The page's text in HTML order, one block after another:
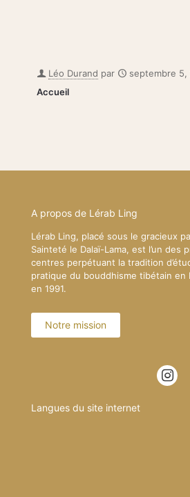
Léo Durand par
septembre 5,
Accueil
A propos de Lérab Ling
Lérab Ling, placé sous le gracieux
Sainteté le Dalaï-Lama, est l’un des
centres perpétuant la tradition
pratique du bouddhisme tibétain en
en 1991.
Notre mission
Langues du site internet